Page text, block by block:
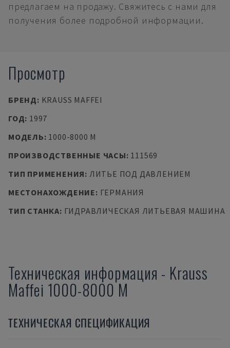
предлагаем на продажу. Свяжитесь с нами для
получения более подробной информации.
Просмотр
БРЕНД: KRAUSS MAFFEI
ГОД: 1997
МОДЕЛЬ: 1000-8000 M
ПРОИЗВОДСТВЕННЫЕ ЧАСЫ: 111569
ТИП ПРИМЕНЕНИЯ: ЛИТЬЕ ПОД ДАВЛЕНИЕМ
МЕСТОНАХОЖДЕНИЕ: ГЕРМАНИЯ
ТИП СТАНКА: ГИДРАВЛИЧЕСКАЯ ЛИТЬЕВАЯ МАШИНА
Техническая информация - Krauss
Maffei 1000-8000 M
ТЕХНИЧЕСКАЯ СПЕЦИФИКАЦИЯ